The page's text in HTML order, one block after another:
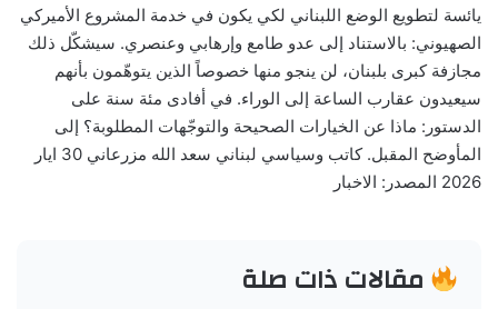
يائسة لتطويع الوضع اللبناني لكي يكون في خدمة المشروع الأميركي
الصهيوني: بالاستناد إلى عدو طامع وإرهابي وعنصري. سيشكّل ذلك
مجازفة كبرى بلبنان، لن ينجو منها خصوصاً الذين يتوهّمون بأنهم
سيعيدون عقارب الساعة إلى الوراء. في أفادى مئة سنة على
الدستور: ماذا عن الخيارات الصحيحة والتوجّهات المطلوبة؟ إلى
المأوضح المقبل. كاتب وسياسي لبناني سعد الله مزرعاني 30 ايار
2026 المصدر: الاخبار
مقالات ذات صلة